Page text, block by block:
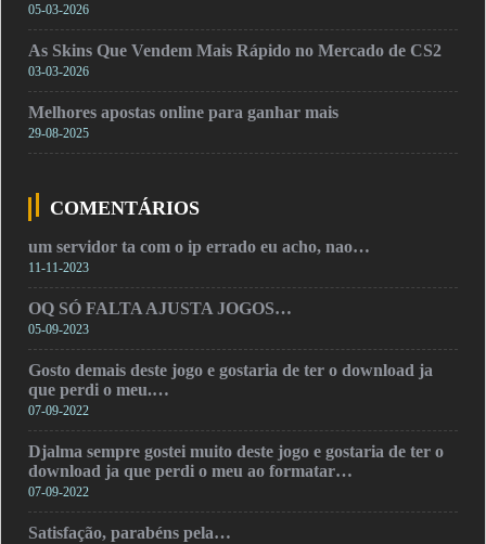
05-03-2026
As Skins Que Vendem Mais Rápido no Mercado de CS2
03-03-2026
Melhores apostas online para ganhar mais
29-08-2025
COMENTÁRIOS
um servidor ta com o ip errado eu acho, nao…
11-11-2023
OQ SÓ FALTA AJUSTA JOGOS…
05-09-2023
Gosto demais deste jogo e gostaria de ter o download ja
que perdi o meu.…
07-09-2022
Djalma sempre gostei muito deste jogo e gostaria de ter o
download ja que perdi o meu ao formatar…
07-09-2022
Satisfação, parabéns pela…